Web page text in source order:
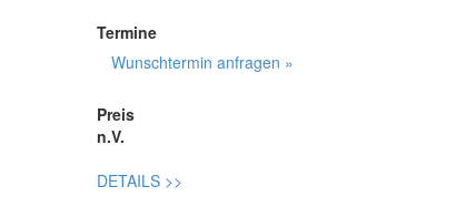
Termine
Wunschtermin anfragen »
Preis
n.V.
DETAILS >>